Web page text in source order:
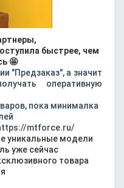
быстрее, чем
🤩
"Предзаказ", а значит
оперативную
пока минималка
mtforce.ru/
уникальные модели
уже сейчас